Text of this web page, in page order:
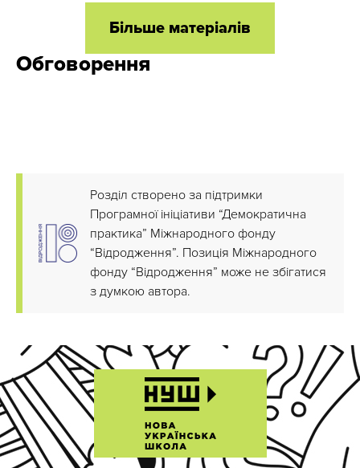
Більше матеріалів
Обговорення
Розділ створено за підтримки
Програмної ініціативи “Демократична
практика” Міжнародного фонду
“Відродження”. Позиція Міжнародного
фонду “Відродження” може не збігатися
з думкою автора.